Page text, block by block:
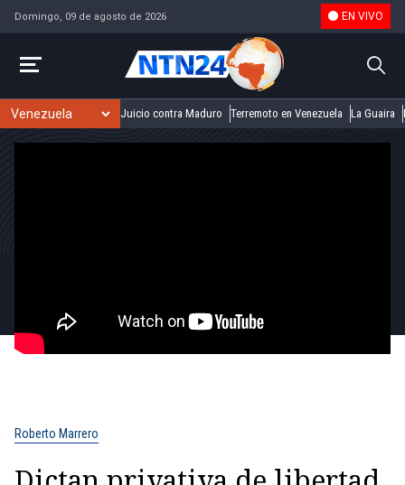
Domingo, 09 de agosto de 2026 EN VIVO
Juicio contra Maduro Terremoto en Venezuela La Guaira
Roberto Marrero